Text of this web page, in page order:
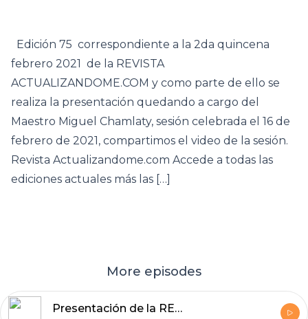
Edición 75 correspondiente a la 2da quincena
febrero 2021 de la REVISTA
ACTUALIZANDOME.COM y como parte de ello se
realiza la presentación quedando a cargo del
Maestro Miguel Chamlaty, sesión celebrada el 16 de
febrero de 2021, compartimos el video de la sesión.
Revista Actualizandome.com Accede a todas las
ediciones actuales más las […]
More episodes
Presentación de la REVISTA ACTUALIZANDOME.COM edición 79, 2da quincena abril 2021.